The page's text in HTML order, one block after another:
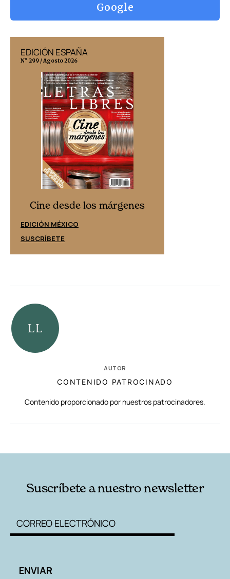
Google
EDICIÓN ESPAÑA
N° 299 / Agosto 2026
Cine desde los márgenes
EDICIÓN MÉXICO
SUSCRÍBETE
AUTOR
CONTENIDO PATROCINADO
Contenido proporcionado por nuestros patrocinadores.
Suscríbete a nuestro newsletter